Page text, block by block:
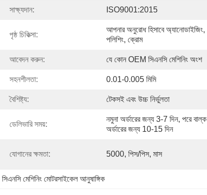
সাক্ষ্যদান: ISO9001:2015
পৃষ্ঠ চিকিত্সা:
আপনার অনুরোধ হিসাবে অ্যানোডাইজিং,
পলিশিং, ক্রোম
আবেদন করুন: যে কোন OEM সিএনসি মেশিনিং অংশ
সহনশীলতা: 0.01-0.005 মিমি
বৈশিষ্ট্য: টেকসই এবং উচ্চ নির্ভুলতা
ডেলিভারি সময়:
নমুনা অর্ডারের জন্য 3-7 দিন, পরে বাল্ক
অর্ডারের জন্য 10-15 দিন
যোগানের ক্ষমতা: 5000, পিস/পিস, মাস
সিএনসি মেশিনিং মোটরসাইকেল আনুষাঙ্গিক